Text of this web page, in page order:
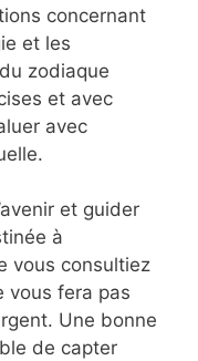
concernant
et les
zodiaque
et avec
avec
et guider
à
vous consultiez
vous fera pas
Une bonne
de capter